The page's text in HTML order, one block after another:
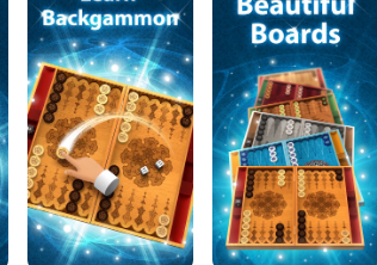
棋遊戲，那麼您找到了真正的寶藏！這
造，以及我們一直忠於原始
在線西洋雙陸棋和一款讓每個人都欣賞